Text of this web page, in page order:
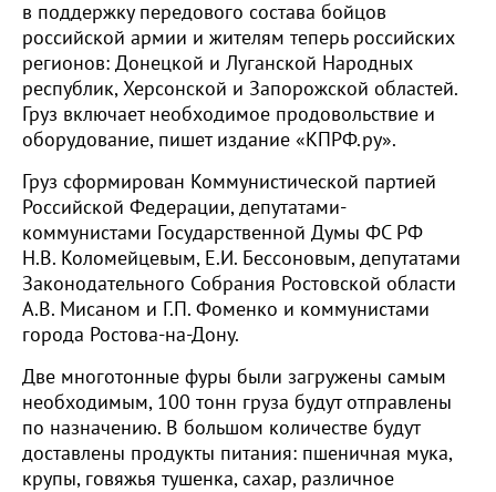
в поддержку передового состава бойцов
российской армии и жителям теперь российских
регионов: Донецкой и Луганской Народных
республик, Херсонской и Запорожской областей.
Груз включает необходимое продовольствие и
оборудование, пишет издание «КПРФ.ру».
Груз сформирован Коммунистической партией
Российской Федерации, депутатами-
коммунистами Государственной Думы ФС РФ
Н.В. Коломейцевым, Е.И. Бессоновым, депутатами
Законодательного Собрания Ростовской области
А.В. Мисаном и Г.П. Фоменко и коммунистами
города Ростова-на-Дону.
Две многотонные фуры были загружены самым
необходимым, 100 тонн груза будут отправлены
по назначению. В большом количестве будут
доставлены продукты питания: пшеничная мука,
крупы, говяжья тушенка, сахар, различное